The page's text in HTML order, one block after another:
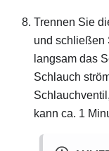
Trennen Sie
und schließen
langsam das
Schlauch
kann ca. 1